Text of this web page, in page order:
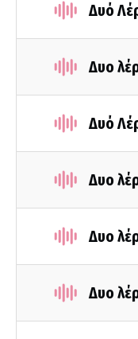
Δυό
Δυο
Δυό
Δυο
Δυο
Δυο